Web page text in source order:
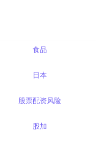
食品
日本
股票配资风险
股加